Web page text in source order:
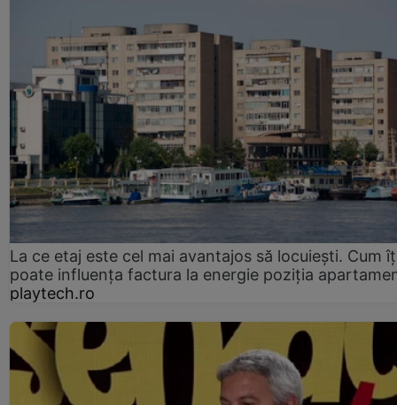
La ce etaj este cel mai avantajos să locuiești. Cum
poate influența factura la energie poziția
playtech.ro